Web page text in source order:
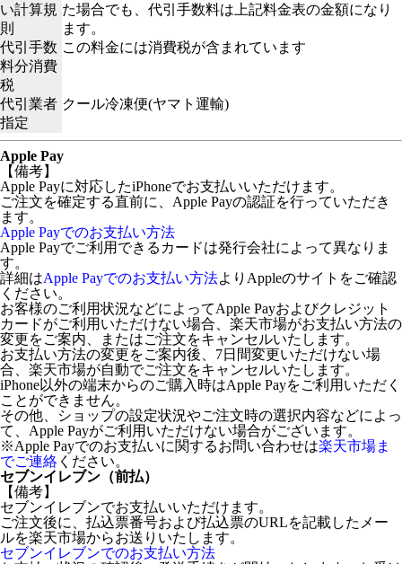
い計算規
則
た場合でも、代引手数料は上記料金表の金額になり
ます。
代引手数
料分消費
税
この料金には消費税が含まれています
代引業者
指定
クール冷凍便(ヤマト運輸)
Apple Pay
【備考】
Apple Payに対応したiPhoneでお支払いいただけます。
ご注文を確定する直前に、Apple Payの認証を行っていただき
ます。
Apple Payでのお支払い方法
Apple Payでご利用できるカードは発行会社によって異なりま
す。
詳細はApple Payでのお支払い方法よりAppleのサイトをご確認
ください。
お客様のご利用状況などによってApple Payおよびクレジット
カードがご利用いただけない場合、楽天市場がお支払い方法の
変更をご案内、またはご注文をキャンセルいたします。
お支払い方法の変更をご案内後、7日間変更いただけない場
合、楽天市場が自動でご注文をキャンセルいたします。
iPhone以外の端末からのご購入時はApple Payをご利用いただく
ことができません。
その他、ショップの設定状況やご注文時の選択内容などによっ
て、Apple Payがご利用いただけない場合がございます。
※Apple Payでのお支払いに関するお問い合わせは楽天市場ま
でご連絡 ください。
セブンイレブン（前払）
【備考】
セブンイレブンでお支払いいただけます。
ご注文後に、払込票番号および払込票のURLを記載したメー
ルを楽天市場からお送りいたします。
セブンイレブンでのお支払い方法